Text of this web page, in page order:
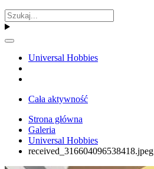
Universal Hobbies
Cała aktywność
Strona główna
Galeria
Universal Hobbies
received_316604096538418.jpeg